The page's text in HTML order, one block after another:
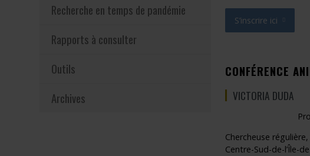
Recherche en temps de pandémie
Rapports à consulter
Outils
Archives
S’inscrire ici
CONFÉRENCE
VICTORIA DUDA
Chercheuse
Centre-Sud-de-l’Île-